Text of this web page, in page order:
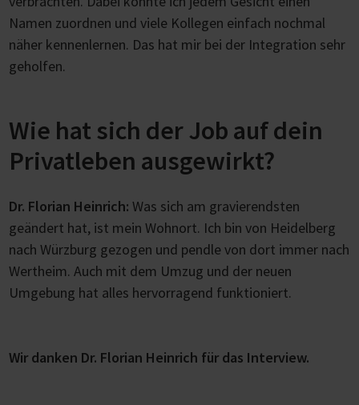
Namen zuordnen und viele Kollegen einfach nochmal
näher kennenlernen. Das hat mir bei der Integration sehr
geholfen.
Wie hat sich der Job auf dein
Privatleben ausgewirkt?
Dr. Florian Heinrich: Was sich am gravierendsten
geändert hat, ist mein Wohnort. Ich bin von Heidelberg
nach Würzburg gezogen und pendle von dort immer nach
Wertheim. Auch mit dem Umzug und der neuen
Umgebung hat alles hervorragend funktioniert.
Wir danken Dr. Florian Heinrich für das Interview.